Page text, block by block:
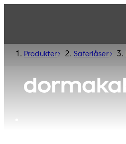
Produkter Saferlåser